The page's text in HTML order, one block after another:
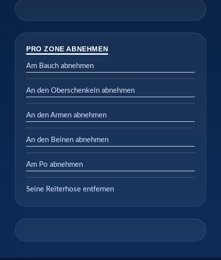
PRO ZONE ABNEHMEN
Am Bauch abnehmen
An den Oberschenkeln abnehmen
An den Armen abnehmen
An den Beinen abnehmen
Am Po abnehmen
Seine Reiterhose entfernen